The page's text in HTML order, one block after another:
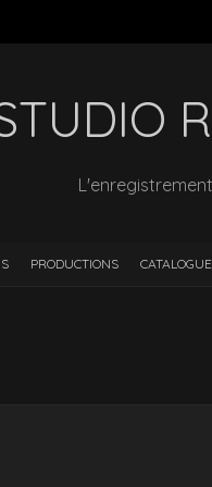
PRODUCTIONS CATALOGUE